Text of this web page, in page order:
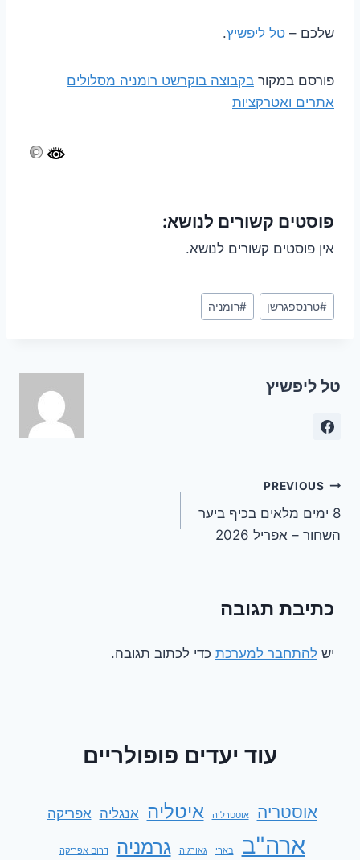
שלכם – טל ליפשיץ.
פורסם במקור בקבוצה בוקרשט רומניה מסלולים
אתרים ואטרקציות
פוסטים קשורים לנושא:
אין פוסטים קשורים לנושא.
Post
Tags:
#טרנספגרשן #רומניה
טל ליפשיץ
ניווט
PREVIOUS
8 ימים מלאים בכיף ביער
השחור – אפריל 2026
כתיבת תגובה
יש להתחבר למערכת כדי לכתוב תגובה.
עוד יעדים פופולריים
אוסטריה אוסטרליה איטליה אנגליה אפריקה
ארה"ב בארי גאורגיה גרמניה דרום אפריקה